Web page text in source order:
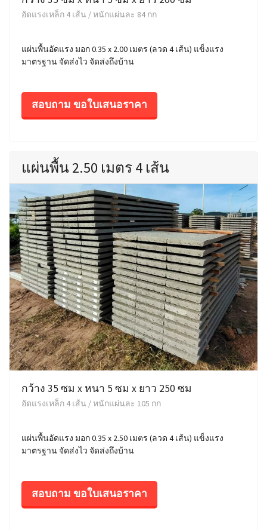
อัดแรงเหล็ก 4 เส้น / หนักแผ่นละ 84 กก
แผ่นพื้นอัดแรง มอก 0.35 x 2.00 เมตร (ลวด 4 เส้น) แข็งแรง
มาตรฐาน จัดส่งไว จัดส่งถึงบ้าน
สอบถาม ขอใบเสนอราคา
แผ่นพื้น 2.50 เมตร 4 เส้น
กว้าง 35 ซม x หนา 5 ซม x ยาว 250 ซม
อัดแรงเหล็ก 4 เส้น / หนักแผ่นละ 105 กก
แผ่นพื้นอัดแรง มอก 0.35 x 2.50 เมตร (ลวด 4 เส้น) แข็งแรง
มาตรฐาน จัดส่งไว จัดส่งถึงบ้าน
สอบถาม ขอใบเสนอราคา